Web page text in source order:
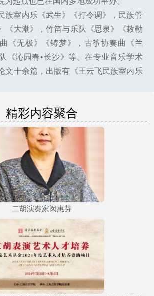
族室内乐《武生》《打令调》，民族管
《大潮》，竹笛与乐队《思泉》《敕勒
《无极》《铸梦》，古筝协奏曲《兰
《沁园春•长沙》等。在专业音乐学术
文十余篇，出版有《王云飞民族室内乐
精彩内容聚合
二胡演奏家闵惠芬